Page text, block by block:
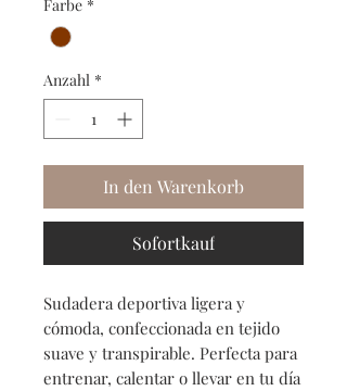
Farbe *
Anzahl *
In den Warenkorb
Sofortkauf
Sudadera deportiva ligera y
cómoda, confeccionada en tejido
suave y transpirable. Perfecta para
entrenar, calentar o llevar en tu día